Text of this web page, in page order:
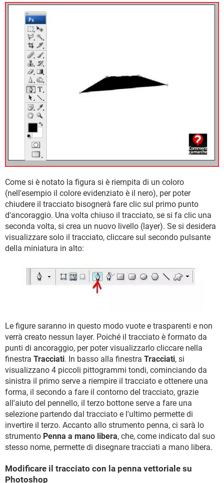
Come si è notato la figura si è riempita di un coloro
(nell'esempio il colore evidenziato è il nero), per poter
chiudere il tracciato bisognerà fare clic sul primo punto
d'ancoraggio. Una volta chiuso il tracciato, se si fa clic una
seconda volta, si crea un nuovo livello (layer). Se si desidera
visualizzare solo il tracciato, cliccare sul secondo pulsante
della miniatura in alto:
Le figure saranno in questo modo vuote e trasparenti e non
verrà creato nessun layer. Poiché il tracciato è formato da
punti di ancoraggio, per poter visualizzarlo cliccare nella
finestra Tracciati. In basso alla finestra Tracciati, si
visualizzano 4 piccoli pittogrammi tondi, cominciando da
sinistra il primo serve a riempire il tracciato e ottenere una
forma, il secondo a fare il contorno del tracciato, grazie
all'aiuto del pennello, il terzo bottone serve a fare una
selezione partendo dal tracciato e l'ultimo permette di
invertire il terzo. Accanto allo strumento penna, ci sarà lo
strumento Penna a mano libera, che, come indicato dal suo
stesso nome, permette di disegnare tracciati a mano libera.
Modificare il tracciato con la penna vettoriale su
Photoshop